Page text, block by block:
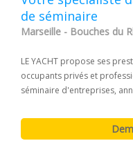
de séminaire
Marseille - Bouches du
LE YACHT propose ses
occupants privés et
séminaire d'entreprises,